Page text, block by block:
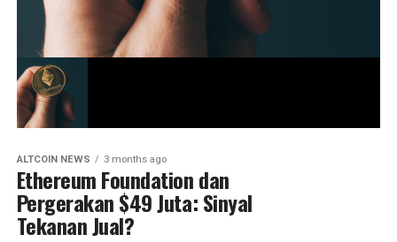
ALTCOIN NEWS 3 months ago
Ethereum Foundation dan
Pergerakan $49 Juta: Sinyal
Tekanan Jual?